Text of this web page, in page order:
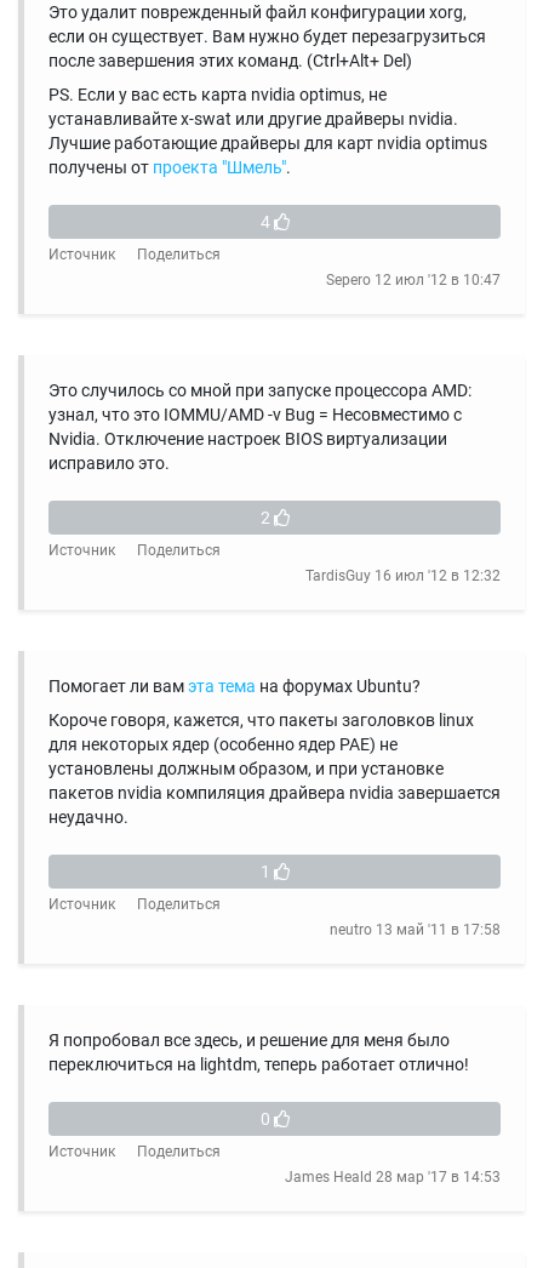
Это удалит поврежденный файл конфигурации xorg,
если он существует. Вам нужно будет перезагрузиться
после завершения этих команд. (Ctrl+Alt+ Del)
PS. Если у вас есть карта nvidia optimus, не
устанавливайте x-swat или другие драйверы nvidia.
Лучшие работающие драйверы для карт nvidia optimus
получены от проекта "Шмель".
4
Источник
Поделиться
Sepero 12 июл '12 в 10:47
Это случилось со мной при запуске процессора AMD:
узнал, что это IOMMU/AMD -v Bug = Несовместимо с
Nvidia. Отключение настроек BIOS виртуализации
исправило это.
2
Источник
Поделиться
TardisGuy 16 июл '12 в 12:32
Помогает ли вамэта тема на форумах Ubuntu?
Короче говоря, кажется, что пакеты заголовков linux
для некоторых ядер (особенно ядер PAE) не
установлены должным образом, и при установке
пакетов nvidia компиляция драйвера nvidia завершается
неудачно.
1
Источник
Поделиться
neutro 13 май '11 в 17:58
Я попробовал все здесь, и решение для меня было
переключиться на lightdm, теперь работает отлично!
0
Источник
Поделиться
James Heald 28 мар '17 в 14:53